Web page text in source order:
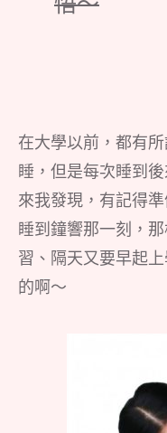
在大學以前，都有
睡，但是每次睡到
來我發現，有記得
睡到鐘響那一刻，
習、隔天又要早起
的啊～